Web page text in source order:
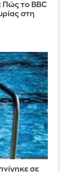
Πώς το BBC
στη
σε